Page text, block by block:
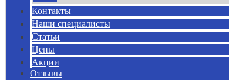
Контакты
Наши специалисты
Статьи
Цены
Акции
Отзывы